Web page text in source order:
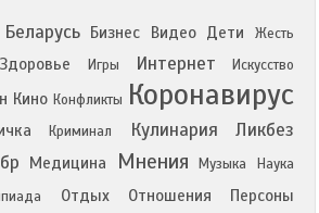
Беларусь Бизнес Видео Дети
Жесть
Здоровье Игры Интернет Искусство
Кино Конфликты Коронавирус
Криминал Кулинария Ликбез
Медицина Мнения Музыка Наука
Отдых Отношения Персоны